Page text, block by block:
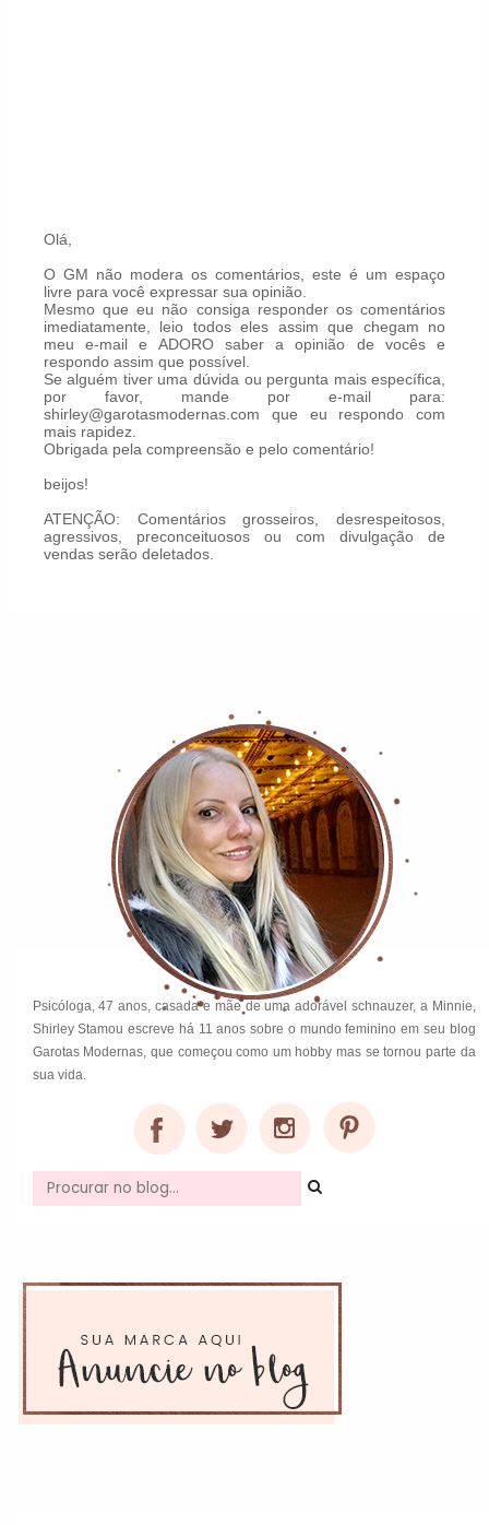
Olá,
O GM não modera os comentários, este é um espaço
livre para você expressar sua opinião.
Mesmo que eu não consiga responder os comentários
imediatamente, leio todos eles assim que chegam no
meu e-mail e ADORO saber a opinião de vocês e
respondo assim que possível.
Se alguém tiver uma dúvida ou pergunta mais específica,
por favor, mande por e-mail para:
shirley@garotasmodernas.com que eu respondo com
mais rapidez.
Obrigada pela compreensão e pelo comentário!
beijos!
ATENÇÃO: Comentários grosseiros, desrespeitosos,
agressivos, preconceituosos ou com divulgação de
vendas serão deletados.
Psicóloga, 47 anos, casada e mãe de uma adorável schnauzer, a Minnie,
Shirley Stamou escreve há 11 anos sobre o mundo feminino em seu blog
Garotas Modernas, que começou como um hobby mas se tornou parte da
sua vida.